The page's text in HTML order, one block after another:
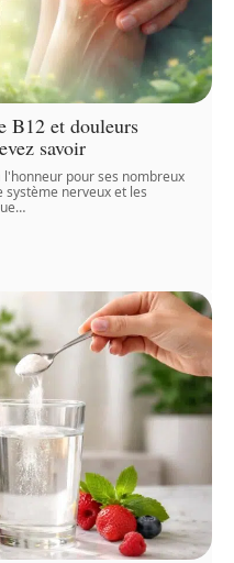
B12 et douleurs
savoir
l'honneur pour ses nombreux
nerveux et les
…